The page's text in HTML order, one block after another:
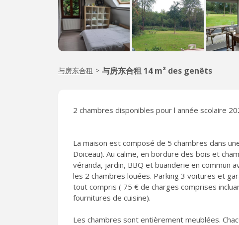
与房东合租 > 与房东合租 14 m² des genêts
2 chambres disponibles pour l année scolaire
La maison est composé de 5 chambres dans
Doiceau). Au calme, en bordure des bois et
véranda, jardin, BBQ et buanderie en commun
les 2 chambres louées. Parking 3 voitures et
tout compris ( 75 € de charges comprises
fournitures de cuisine).
Les chambres sont entièrement meublées.